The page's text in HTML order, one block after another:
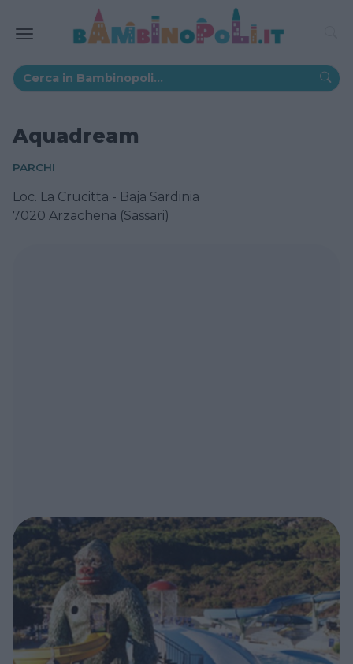
Aquadream
PARCHI
Loc. La Crucitta - Baja Sardinia
7020 Arzachena (Sassari)